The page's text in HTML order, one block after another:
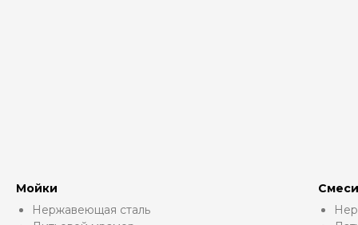
Мойки
Нержавеющая сталь